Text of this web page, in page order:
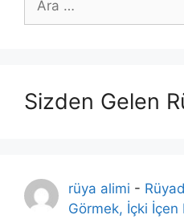
ara
Sizden Gelen
rüya alimi -
Görmek, İçki İçen